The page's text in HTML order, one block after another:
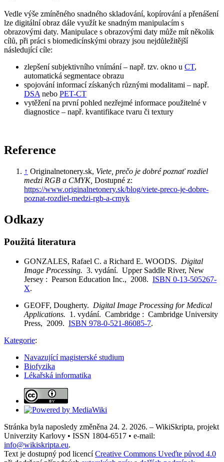
Vedle výše zmíněného snadného skladování, kopírování a přenášení
lze digitální obraz dále využít ke snadným manipulacím s
obrazovými daty. Manipulace s obrazovými daty může mít několik
cílů, při práci s biomedicínskými obrazy jsou nejdůležitější
následující cíle:
zlepšení subjektivního vnímání – např. tzv. okno u CT,
automatická segmentace obrazu
spojování informací získaných různými modalitami – např.
DSA nebo PET-CT
vytěžení na první pohled nezřejmé informace použitelné v
diagnostice – např. kvantifikace tvaru či textury
Reference
↑ Originalnetonery.sk, Viete, prečo je dobré poznať rozdiel
medzi RGB a CMYK, Dostupné z:
https://www.originalnetonery.sk/blog/viete-preco-je-dobre-
poznat-rozdiel-medzi-rgb-a-cmyk
Odkazy
Použitá literatura
GONZALES, Rafael C. a Richard E. WOODS. Digital
Image Processing. 3. vydání. Upper Saddle River, New
Jersey : Pearson Education Inc., 2008. ISBN 0-13-505267-
X.
GEOFF, Dougherty. Digital Image Processing for Medical
Applications. 1. vydání. Cambridge : Cambridge University
Press, 2009. ISBN 978-0-521-86085-7.
Kategorie:
Navazující magisterské studium
Biofyzika
Lékařská informatika
Stránka byla naposledy změněna 24. 2. 2026. – WikiSkripta, projekt
Univerzity Karlovy • ISSN 1804-6517 • e-mail:
info@wikiskripta.eu.
Text je dostupný pod licencíCreative Commons Uveďte původ 4.0